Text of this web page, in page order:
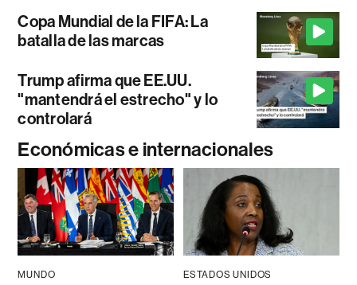
Copa Mundial de la FIFA: La
batalla de las marcas
Trump afirma que EE.UU.
"mantendrá el estrecho" y lo
controlará
Económicas e internacionales
MUNDO ESTADOS UNIDOS